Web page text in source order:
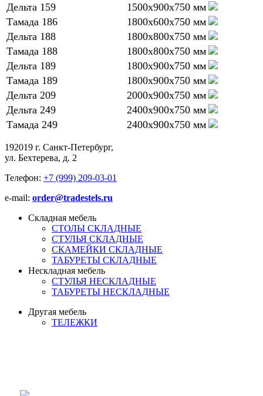
Дельта 159
1500х900х750 мм
Тамада 186
1800х600х750 мм
Дельта 188
1800х800х750 мм
Тамада 188
1800х800х750 мм
Дельта 189
1800х900х750 мм
Тамада 189
1800х900х750 мм
Дельта 209
2000х900х750 мм
Дельта 249
2400х900х750 мм
Тамада 249
2400х900х750 мм
192019 г. Санкт-Петербург,
ул. Бехтерева, д. 2
Телефон: +7 (999) 209-03-01
e-mail: order@tradestels.ru
Складная мебель
СТОЛЫ СКЛАДНЫЕ
СТУЛЬЯ СКЛАДНЫЕ
СКАМЕЙКИ СКЛАДНЫЕ
ТАБУРЕТЫ СКЛАДНЫЕ
Нескладная мебель
СТУЛЬЯ НЕСКЛАДНЫЕ
ТАБУРЕТЫ НЕСКЛАДНЫЕ
Другая мебель
ТЕЛЕЖКИ